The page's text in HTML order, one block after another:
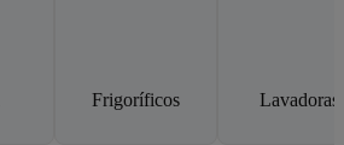
Frigoríficos Lavadoras